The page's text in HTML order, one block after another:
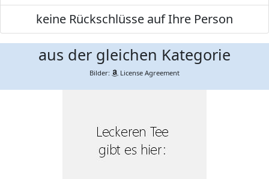
keine Rückschlüsse auf Ihre Person
aus der gleichen Kategorie
Bilder: License Agreement